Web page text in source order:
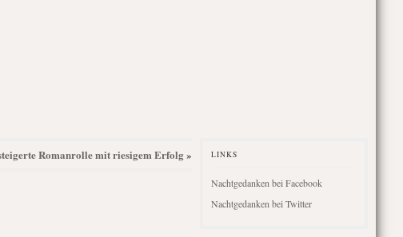
Romanrolle mit riesigem Erfolg» LINKS
Nachtgedanken bei Facebook
Nachtgedanken bei Twitter